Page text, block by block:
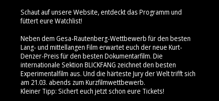
Schaut auf unsere Website, entdeckt das Programm und
füttert eure Watchlist!
Neben dem Gesa-Rautenberg-Wettbewerb für den besten
Lang- und mittellangen Film erwartet euch der neue Kurt-
Denzer-Preis für den besten Dokumentarfilm. Die
internationale Sektion BLICKFANG zeichnet den besten
Experimentalfilm aus. Und die härteste Jury der Welt trifft sich
am 21.03. abends zum Kurzfilmwettbewerb.
Kleiner Tipp: Sichert euch jetzt schon eure Tickets!